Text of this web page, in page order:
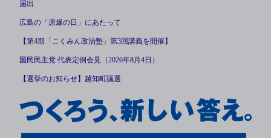
届出
広島の「原爆の日」にあたって
【第4期「こくみん政治塾」第3回講義を開催】
国民民主党 代表定例会見（2026年8月4日）
【選挙のお知らせ】越知町議選